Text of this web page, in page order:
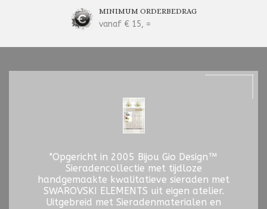
MINIMUM ORDERBEDRAG
vanaf € 15, =
"Opgericht in 2005 Bijou Gio Design™
Sieradencollectie met tijdloze
handgemaakte kwalitatieve sieraden met
SWAROVSKI ELEMENTS uit eigen atelier.
Uitgebreid met Sieradenmaterialen en